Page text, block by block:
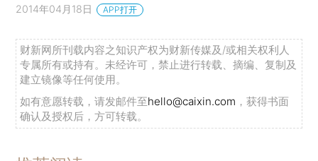
2014年04月18日 APP打开
财新网所刊载内容之知识产权为财新传媒及/或相关权利人
专属所有或持有。未经许可，禁止进行转载、摘编、复制及
建立镜像等任何使用。
如有意愿转载，请发邮件至hello@caixin.com ，获得书面
确认及授权后，方可转载。